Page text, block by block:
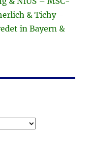
& Tichy –
in Bayern &